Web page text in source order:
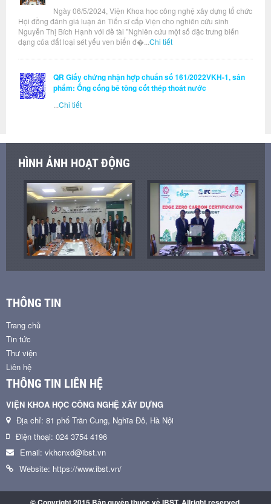
Ngày 06/5/2024, Viện Khoa học công nghệ xây dựng tổ chức
Hội đồng đánh giá luận án Tiến sĩ cấp Viện cho nghiên cứu sinh
Nguyễn Thị Bích Hạnh với đề tài "Nghiên cứu một số đặc trưng biến
dạng của đất loại sét yếu ven biển đ�... Chi tiết
QR Giấy chứng nhận hợp chuẩn số 161/2022VKH-1, sản
phẩm: Ống cống bê tông cốt thép thoát nước
Chi tiết
HÌNH ẢNH HOẠT ĐỘNG
THÔNG TIN
Trang chủ
Tin tức
Thư viện
Liên hệ
THÔNG TIN LIÊN HỆ
VIỆN KHOA HỌC CÔNG NGHỆ XÂY DỰNG
Địa chỉ: 81 phố Trần Cung, Nghĩa Đô, Hà Nội
Điện thoại: 024 3754 4196
Email: vkhcnxd@ibst.vn
Website: https://www.ibst.vn/